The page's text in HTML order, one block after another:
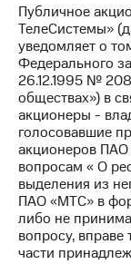
Медиа-центр
Пресс-
релизы
МТС
о
Публичное
ТелеСистемы»
уведомляет о
Федерального
26.12.1995 №
обществах») в
акционеры -
голосовавшие
акционеров
вопросам « О
выделения из
ПАО «МТС» в
либо не
вопросу,
части